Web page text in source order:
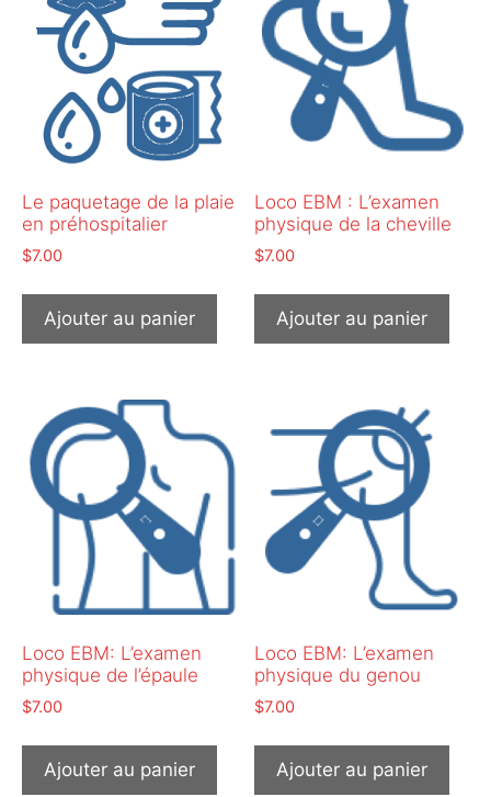
Le paquetage de la plaie
en préhospitalier
$7.00
Ajouter au panier
Loco EBM : L’examen
physique de la cheville
$7.00
Ajouter au panier
Loco EBM: L’examen
physique de l’épaule
$7.00
Ajouter au panier
Loco EBM: L’examen
physique du genou
$7.00
Ajouter au panier